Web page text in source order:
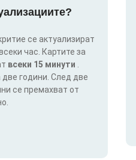
се актуализират
час. Картите за
всеки 15 минути
години. След две
се премахват от